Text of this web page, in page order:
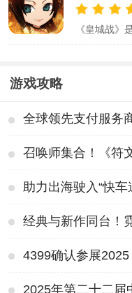
势的乱世豪
匠心打造庞
《皇城战》
游戏攻略